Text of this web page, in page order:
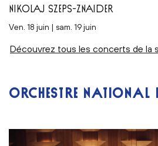
NIKOLAJ SZEPS-ZNAIDER
ven. 18 juin | sam. 19 juin
Découvrez tous les concerts de la
ORCHESTRE NATIONAL